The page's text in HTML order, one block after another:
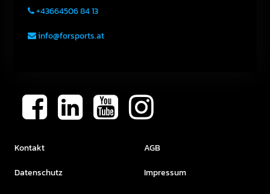
+43664506 84 13
info@forsports.at
Kontakt
Datenschutz
AGB
Impressum